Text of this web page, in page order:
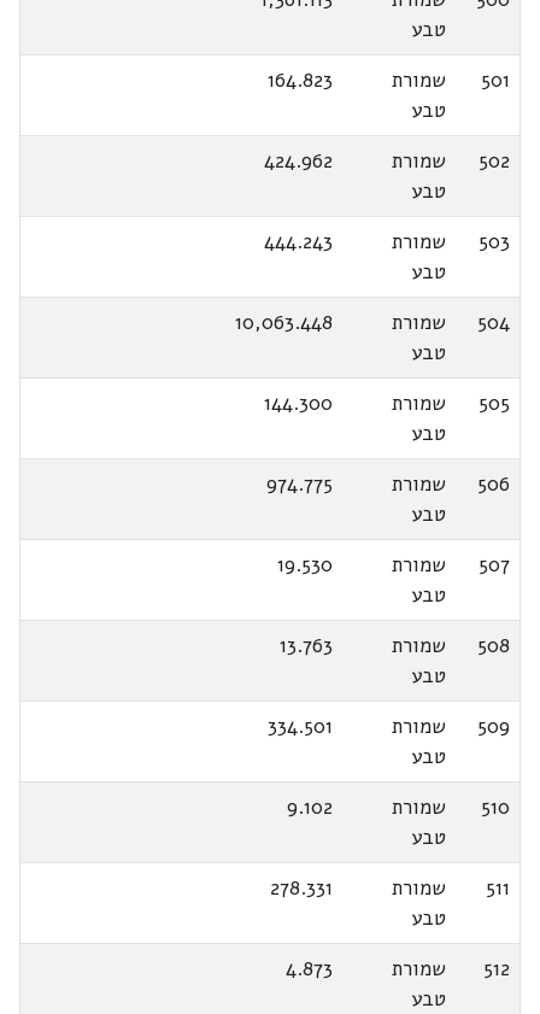
טבע
501
שמורת
טבע
164.823
502
שמורת
טבע
424.962
503
שמורת
טבע
444.243
504
שמורת
טבע
10,063.448
505
שמורת
טבע
144.300
506
שמורת
טבע
974.775
507
שמורת
טבע
19.530
508
שמורת
טבע
13.763
509
שמורת
טבע
334.501
510
שמורת
טבע
9.102
511
שמורת
טבע
278.331
512
שמורת
טבע
4.873